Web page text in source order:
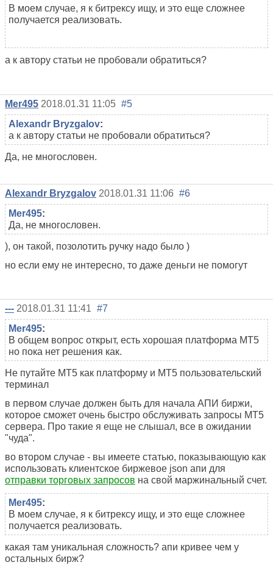
В моем случае, я к битрексу ищу, и это еще сложнее
получается реализовать.
а к автору статьи не пробовали обратиться?
Mer495 2018.01.31 11:05 #5
Alexandr Bryzgalov:
а к автору статьи не пробовали обратиться?
Да, не многословен.
Alexandr Bryzgalov 2018.01.31 11:06 #6
Mer495:
Да, не многословен.
), он такой, позолотить ручку надо было )
но если ему не интересно, то даже деньги не помогут
--- 2018.01.31 11:41 #7
Mer495:
В общем вопрос открыт, есть хорошая платформа МТ5
но пока нет решения как.
Не путайте МТ5 как платформу и МТ5 пользовательский
терминал
в первом случае должен быть для начала АПИ биржи,
которое сможет очень быстро обслуживать запросы МТ5
сервера. Про такие я еще не слышал, все в ожидании
"чуда".
во втором случае - вы имеете статью, показывающую как
использовать клиентское биржевое json апи для
отправки торговых запросов на свой маржинальный счет.
Mer495:
В моем случае, я к битрексу ищу, и это еще сложнее
получается реализовать.
какая там уникальная сложность? апи кривее чем у
остальных бирж?